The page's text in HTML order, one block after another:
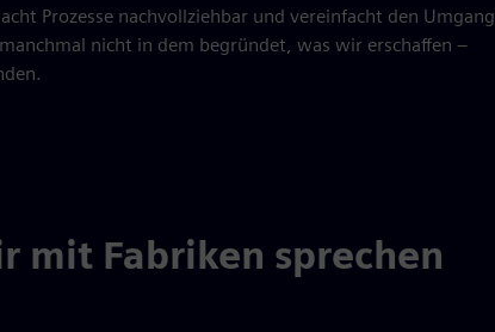
Prozesse nachvollziehbar und vereinfacht den Umgang
nicht in dem begründet, was wir erschaffen –
mit Fabriken sprechen